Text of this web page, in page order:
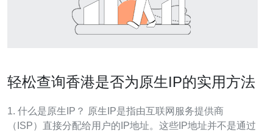
轻松查询香港是否为原生IP的实用方法
1. 什么是原生IP？ 原生IP是指由互联网服务提供商
（ISP）直接分配给用户的IP地址。这些IP地址并不是通过